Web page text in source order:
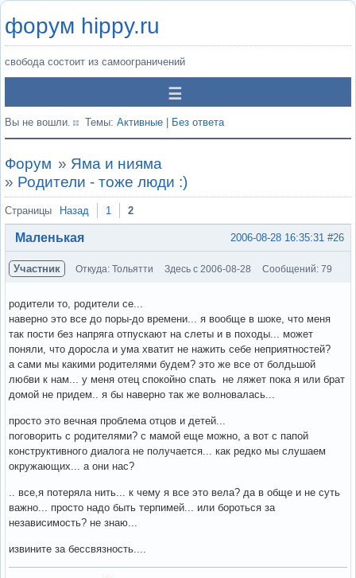
форум hippy.ru
свобода состоит из самоограничений
Вы не вошли. Темы: Активные Без ответа
Форум » Яма и нияма
» Родители - тоже люди :)
Страницы Назад 1 2
#26
2006-08-28 16:35:31
Маленькая
Участник Откуда: Тольятти Здесь с 2006-08-28 Сообщений: 79
родители то, родители се...
наверно это все до поры-до времени... я вообще в шоке, что меня
так пости без напряга отпускают на слеты и в походы... может
поняли, что доросла и ума хватит не нажить себе неприятностей?
а сами мы какими родителями будем? это же все от болдьшой
любви к нам... у меня отец спокойно спать не ляжет пока я или брат
домой не придем.. я бы наверно так же волновалась...
просто это вечная проблема отцов и детей...
поговорить с родителями? с мамой еще можно, а вот с папой
конструктивного диалога не получается... как редко мы слушаем
окружающих... а они нас?
.. все,я потеряла нить... к чему я все это вела? да в обще и не суть
важно... просто надо быть терпимей... или бороться за
независимость? не знаю...
извините за бессвязность....